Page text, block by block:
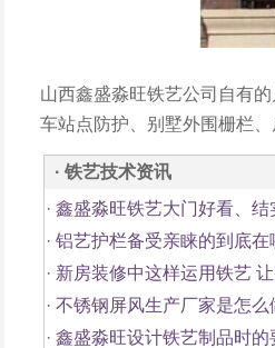
山西鑫盛淼旺铁艺公司自有
车站点防护、别墅外围栅栏
· 铁艺技术资讯
· 鑫盛淼旺铁艺大门好看、结
· 铝艺护栏备受亲睐的到底在
· 新房装修中这样运用铁艺
· 不锈钢屏风生产厂家是怎么
· 鑫盛淼旺设计铁艺制品时的